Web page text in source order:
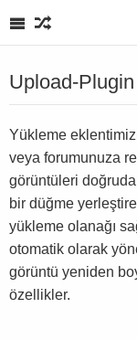
Upload-Plugin
Yükleme
veya forumunuza
görüntüleri
bir düğme
yükleme olanağı
otomatik olarak
görüntü yeniden
özellikler.